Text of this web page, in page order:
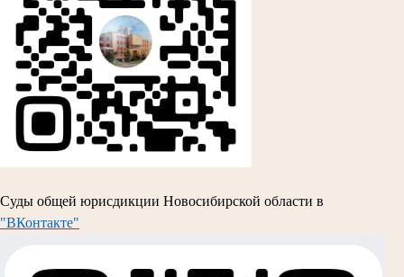
Суды общей юрисдикции Новосибирской области в
"ВКонтакте"